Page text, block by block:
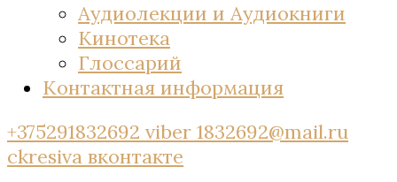
Аудиолекции и Аудиокниги
Кинотека
Глоссарий
Контактная информация
+375291832692 viber 1832692@mail.ru
ckresiva вконтакте